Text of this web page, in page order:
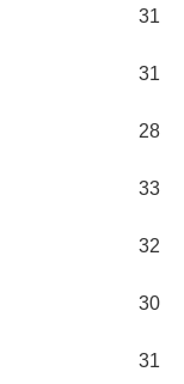
31
31
28
33
32
30
31